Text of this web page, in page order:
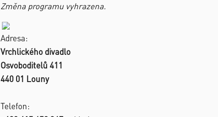
Změna programu vyhrazena.
Adresa:
Vrchlického divadlo
Osvoboditelů 411
440 01 Louny
Telefon: